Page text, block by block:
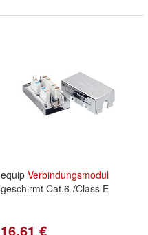
equip Verbindungsmodul
geschirmt Cat.6-/Class E
16,61 €